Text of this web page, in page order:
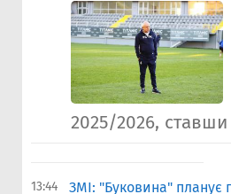
2025/2026,
13:44
ЗМІ: "Буковина" планує